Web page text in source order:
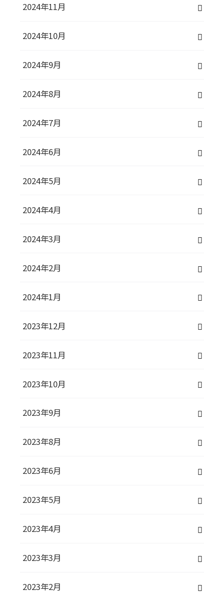
2024年11月
2024年10月
2024年9月
2024年8月
2024年7月
2024年6月
2024年5月
2024年4月
2024年3月
2024年2月
2024年1月
2023年12月
2023年11月
2023年10月
2023年9月
2023年8月
2023年6月
2023年5月
2023年4月
2023年3月
2023年2月